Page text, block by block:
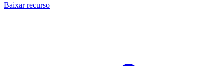
Baixar recurso